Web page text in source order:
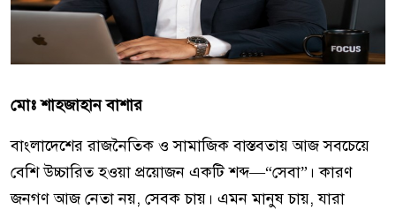
মোঃ শাহজাহান বাশার
বাংলাদেশের রাজনৈতিক ও সামাজিক বাস্তবতায় আজ সবচেয়ে
বেশি উচ্চারিত হওয়া প্রয়োজন একটি শব্দ—“সেবা”। কারণ
জনগণ আজ নেতা নয়, সেবক চায়। এমন মানুষ চায়, যারা